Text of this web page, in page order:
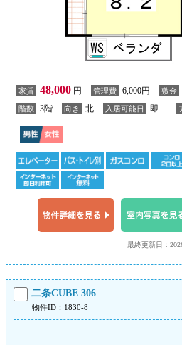
家賃 48,000 円 管理費 6,000円 敷金
階数 3階 向き 北 入居可能日 即
最終更新日：
二条CUBE 306
物件ID：1830-8